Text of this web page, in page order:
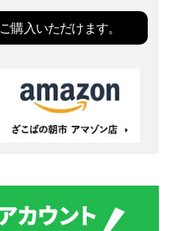
ペー
ップ
ご購入いただけます。